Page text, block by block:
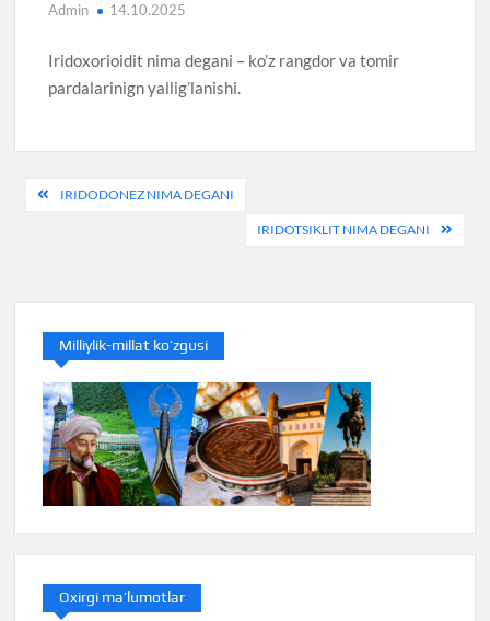
Admin 14.10.2025
Iridoxorioidit nima degani – ko’z rangdor va tomir
pardalarinign yallig’lanishi.
PostIRIDODONEZ NIMA DEGANI
IRIDOTSIKLIT NIMA DEGANI
Milliylik-millat ko’zgusi
Oxirgi ma’lumotlar